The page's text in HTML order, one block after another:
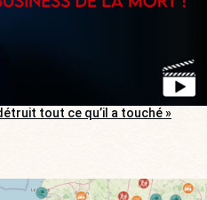
tout ce qu’il a touché »